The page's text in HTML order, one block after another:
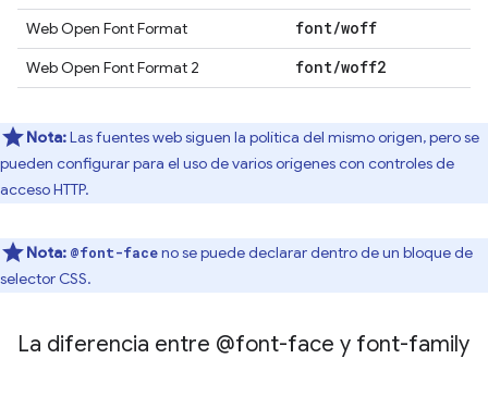
Web Open Font Format font/woff
Web Open Font Format 2 font/woff2
Nota:Las fuentes web siguen la política del mismo origen, pero se
pueden configurar para el uso de varios orígenes con controles de
acceso HTTP.
Nota: @font-faceno se puede declarar dentro de un bloque de
selector CSS.
La diferencia entre @font-face y font-family